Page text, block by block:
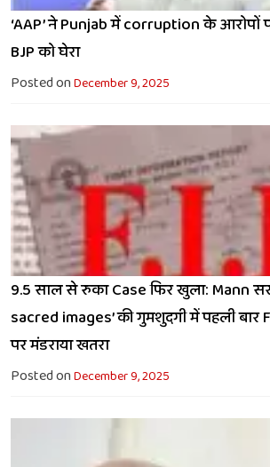
‘AAP’ ने Punjab में corruption के
BJP को घेरा
Posted onDecember 9, 2025
9.5 साल से रुका Case फिर खुला: Mann
sacred images’ की गुमशुदगी में पहली बार
पर मंडराया खतरा
Posted onDecember 9, 2025